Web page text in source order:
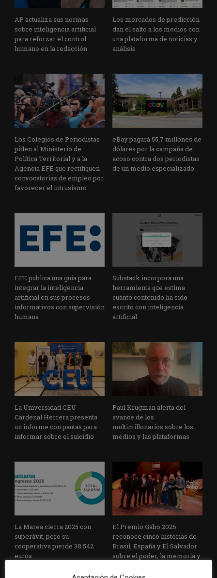
AP actualiza sus normas
sobre inteligencia artificial
para reforzar el control
humano en la redacción
Los mercados de predicción
dan el salto a los medios con
una plataforma de noticias y
análisis
Los Colegios de Periodistas
piden al Ministerio de
Política Territorial y a la
Agencia EFE que rectifiquen
convocatorias de empleo por
favorecer el intrusismo
eBay pagará 55,7 millones de
dólares por la campaña de
acoso contra dos periodistas
de un medio especializado
EFE publica una guía para
integrar la inteligencia
artificial en sus procesos
informativos con supervisión
humana
Substack incorpora una
herramienta que estima
cuánto contenido ha sido
escrito con inteligencia
artificial
La Universidad CEU
Cardenal Herrera presenta
un informe con pautas para
informar sobre el suicidio
Paul Krugman alerta del
avance de los
multimillonarios sobre los
medios y las plataformas
La Marea cierra 2025 con
superávit, pero su
cooperativa pierde 38.542
euros
El Premio Gabo 2026
reconoce cinco historias de
Brasil, España y El Salvador
sobre el poder, la memoria y